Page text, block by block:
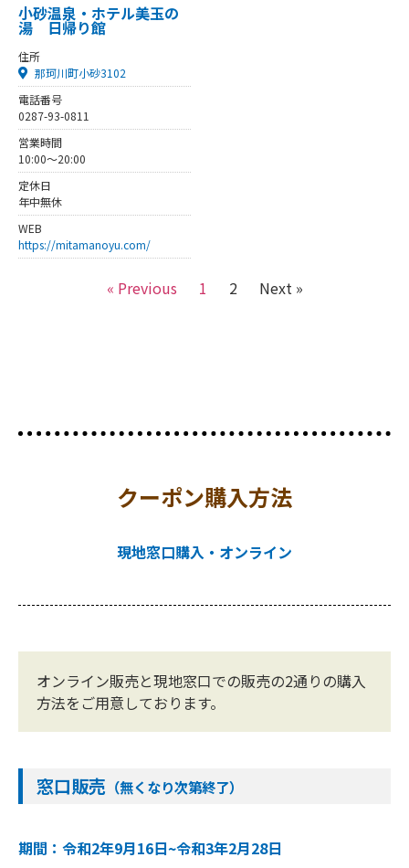
小砂温泉・ホテル美玉の
湯 日帰り館
住所
那珂川町小砂3102
電話番号
0287-93-0811
営業時間
10:00～20:00
定休日
年中無休
WEB
https://mitamanoyu.com/
« Previous 1 2 Next »
クーポン購入方法
現地窓口購入・オンライン
オンライン販売と現地窓口での販売の2通りの購入
方法をご用意しております。
窓口販売 （無くなり次第終了）
期間：令和2年9月16日~令和3年2月28日